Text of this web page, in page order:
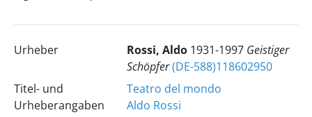
Urheber Rossi, Aldo 1931-1997 Geistiger
Schöpfer(DE-588)118602950
Titel- und
Urheberangaben
Teatro del mondo
Aldo Rossi